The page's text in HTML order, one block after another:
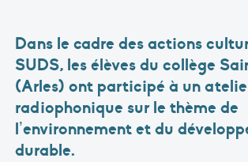
Dans le cadre des actions
SUDS, les élèves du collège
(Arles) ont participé à un
radiophonique sur le thème de
l’environnement et du
durable.